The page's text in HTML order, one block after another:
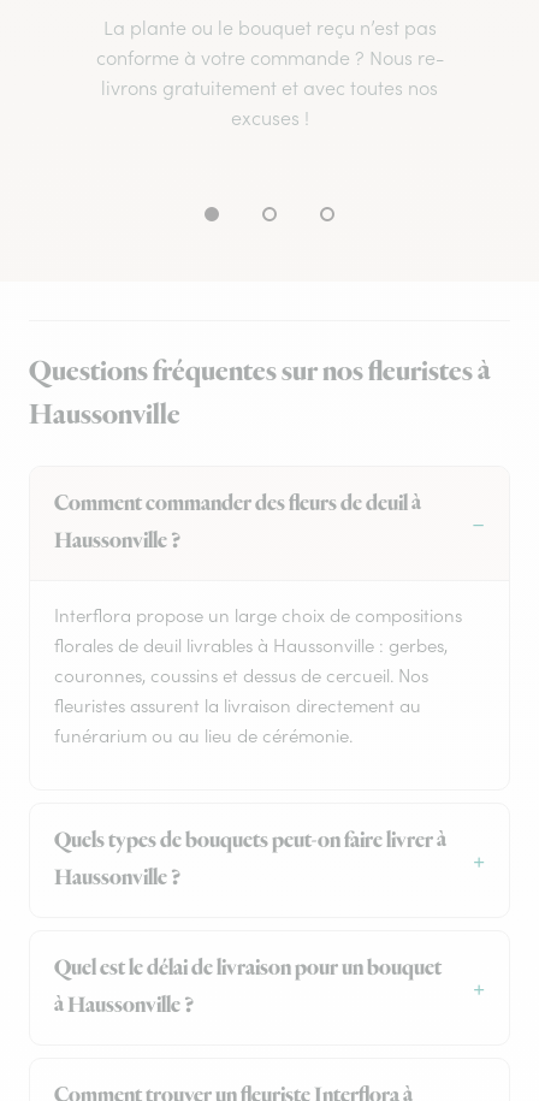
La plante ou le bouquet reçu n’est pas
conforme à votre commande ? Nous re-
livrons gratuitement et avec toutes nos
excuses !
Questions fréquentes sur nos fleuristes à
Haussonville
Comment commander des fleurs de deuil à
Haussonville ?
Interflora propose un large choix de compositions
florales de deuil livrables à Haussonville : gerbes,
couronnes, coussins et dessus de cercueil. Nos
fleuristes assurent la livraison directement au
funérarium ou au lieu de cérémonie.
Quels types de bouquets peut-on faire livrer à
Haussonville ?
Quel est le délai de livraison pour un bouquet
à Haussonville ?